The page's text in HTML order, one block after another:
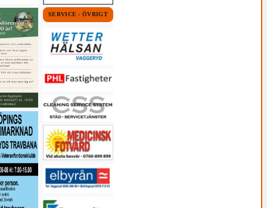
SERVICE - ÖVRIGT